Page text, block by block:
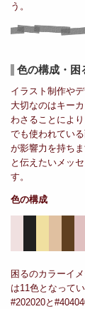
う。
色の構成・困
イラスト制作や
大切なのはキー
わさることによ
でも使われてい
が影響力を持ち
と伝えたいメッ
す。
色の構成
困るのカラーイ
は11色となって
#202020と